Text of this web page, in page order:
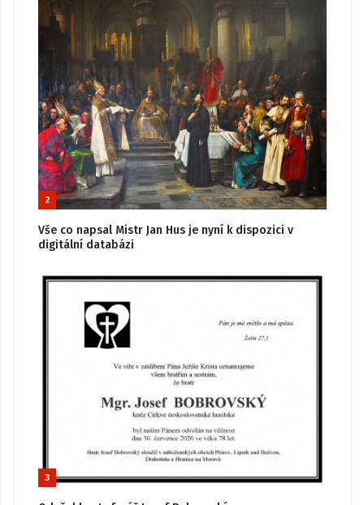
2
Vše co napsal Mistr Jan Hus je nyní k dispozici v
digitální databázi
3